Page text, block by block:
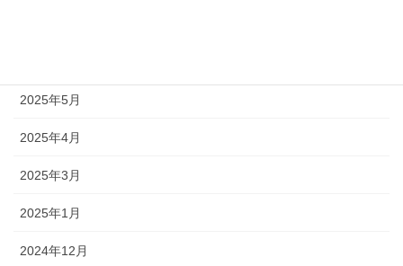
2025年5月
2025年4月
2025年3月
2025年1月
2024年12月